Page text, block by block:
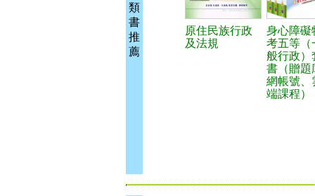
類
書
推
薦
原住民族行政
及法規
身心障礙
考五等（
般行政）
書（贈題
網帳號、
端課程）